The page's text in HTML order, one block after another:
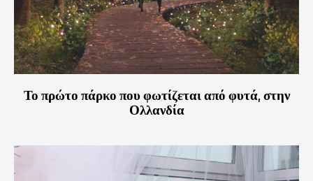
Το πρώτο πάρκο που φωτίζεται από φυτά, στην
Ολλανδία